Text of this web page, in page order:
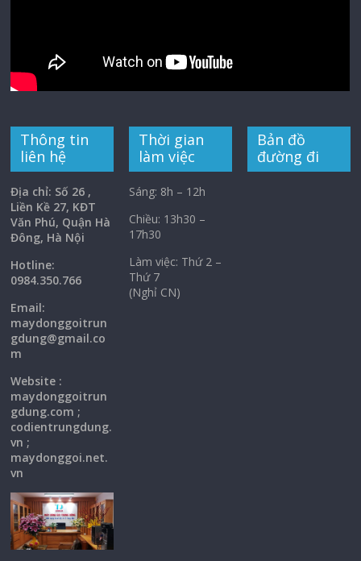
Thông tin
liên hệ
Địa chỉ: Số 26 ,
Liền Kề 27, KĐT
Văn Phú, Quận Hà
Đông, Hà Nội
Hotline:
0984.350.766
Email:
maydonggoitrun
gdung@gmail.co
m
Website :
maydonggoitrun
gdung.com ;
codientrungdung.
vn ;
maydonggoi.net.
vn
Thời gian
làm việc
Sáng: 8h – 12h
Chiều: 13h30 –
17h30
Làm việc: Thứ 2 –
Thứ 7
(Nghỉ CN)
Bản đồ
đường đi